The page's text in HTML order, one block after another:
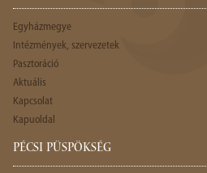
Egyházmegye
Intézmények, szervezetek
Pasztoráció
Aktuális
Kapcsolat
Kapuoldal
PÉCSI PÜSPÖKSÉG